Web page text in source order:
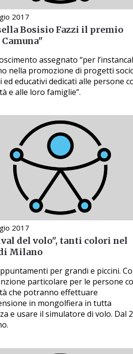
2017
Bosisio Fazzi il premio
Camuna"
assegnato “per
nella promozione di progetti
ed educativi dedicati alle persone
e alle loro famiglie”.
2017
del volo", tanti colori nel
Milano
per grandi e piccini.
particolare per le persone
che potranno effettuare
in mongolfiera in tutta
e usare il simulatore di volo. Dal